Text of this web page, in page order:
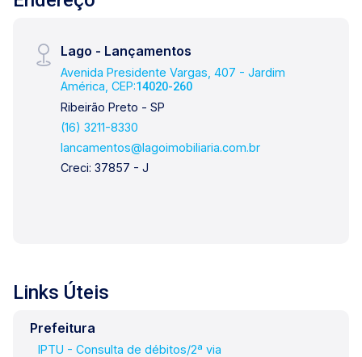
Lago - Lançamentos
Avenida Presidente Vargas, 407 - Jardim
América, CEP:14020-260
Ribeirão Preto - SP
(16) 3211-8330
lancamentos@lagoimobiliaria.com.br
Creci: 37857 - J
Links Úteis
Prefeitura
IPTU - Consulta de débitos/2ª via